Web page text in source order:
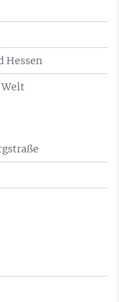
Hessen